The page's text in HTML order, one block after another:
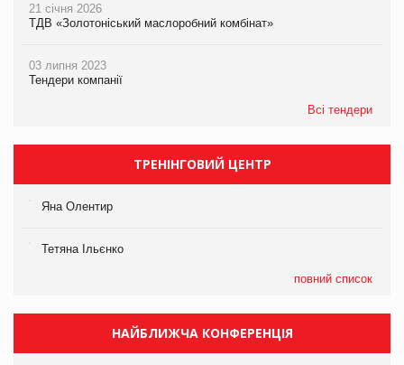
21 січня 2026
ТДВ «Золотоніський маслоробний комбінат»
03 липня 2023
Тендери компанії
Всі тендери
ТРЕНІНГОВИЙ ЦЕНТР
Яна Олентир
Тетяна Ільєнко
повний список
НАЙБЛИЖЧА КОНФЕРЕНЦІЯ